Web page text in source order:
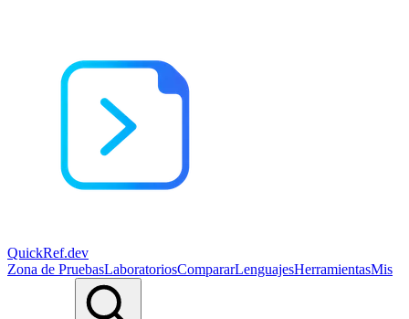
QuickRef.dev
Zona de PruebasLaboratoriosCompararLenguajesHerramientasMis